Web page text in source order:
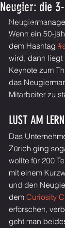
Neugier
Zukunftsmut
AQ -
Neugier: die
Wenn ein 50-
dem Hashtag
wird, dann liegt
Keynote zum
das
Mitarbeiter zu
LUST AM
Das
Zürich ging
wollte für 200
mit einem
und den
dem Curiosity
erforschen,
geht man